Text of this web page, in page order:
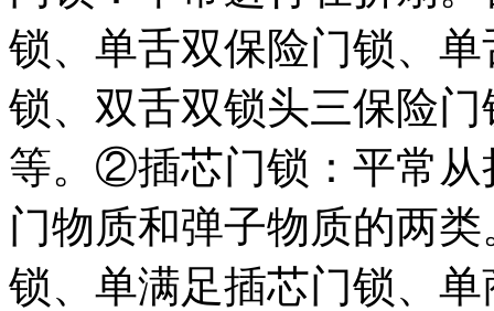
锁、单舌双保险门锁、
锁、双舌双锁头三保险
等。②插芯门锁：平常从
门物质和弹子物质的两
锁、单满足插芯门锁、